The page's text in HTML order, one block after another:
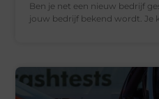
Ben je net een nieuw bedrijf
jouw bedrijf bekend wordt. Je